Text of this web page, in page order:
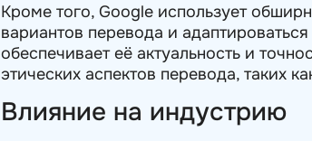
Кроме того, Google использует
вариантов перевода и
обеспечивает её актуальность и
этических аспектов перевода, таких
Влияние на индустрию